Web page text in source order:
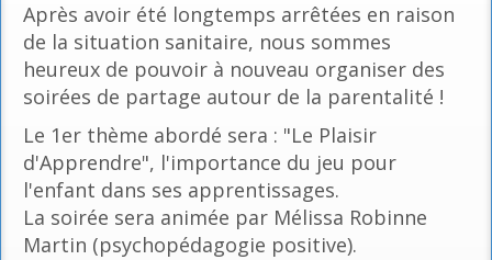
Après avoir été longtemps arrêtées en raison
de la situation sanitaire, nous sommes
heureux de pouvoir à nouveau organiser des
soirées de partage autour de la parentalité !
Le 1er thème abordé sera : "Le Plaisir
d'Apprendre", l'importance du jeu pour
l'enfant dans ses apprentissages.
La soirée sera animée par Mélissa Robinne
Martin (psychopédagogie positive).